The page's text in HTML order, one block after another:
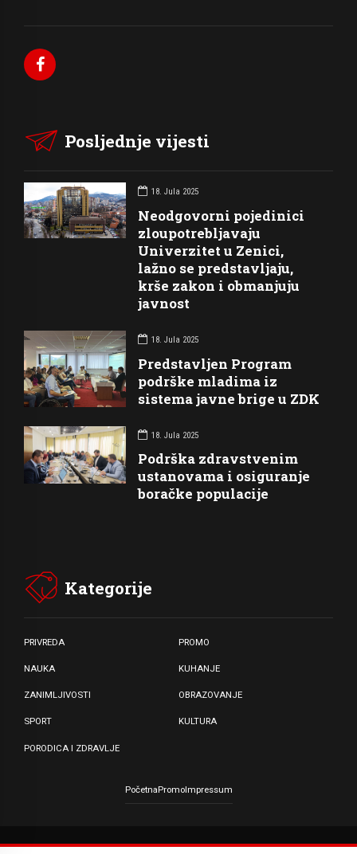
Posljednje vijesti
18. Jula 2025
Neodgovorni pojedinici
zloupotrebljavaju
Univerzitet u Zenici,
lažno se predstavljaju,
krše zakon i obmanjuju
javnost
18. Jula 2025
Predstavljen Program
podrške mladima iz
sistema javne brige u ZDK
18. Jula 2025
Podrška zdravstvenim
ustanovama i osiguranje
boračke populacije
Kategorije
PRIVREDA PROMO
NAUKA KUHANJE
ZANIMLJIVOSTI OBRAZOVANJE
SPORT KULTURA
PORODICA I ZDRAVLJE
PočetnaPromoImpressum